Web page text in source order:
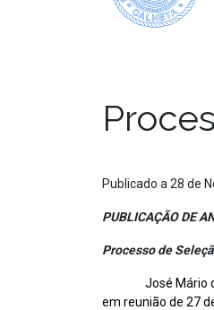
Publicado a 28 de
PUBLICAÇÃO DE
Processo de
José Mário de
em reunião de 27